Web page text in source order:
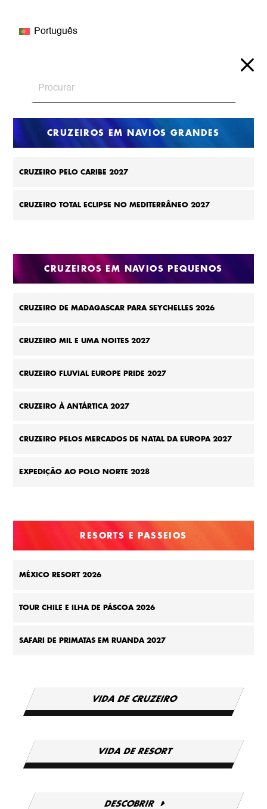
Português
CRUZEIROS EM NAVIOS GRANDES
CRUZEIRO PELO CARIBE 2027
CRUZEIRO TOTAL ECLIPSE NO MEDITERRÂNEO 2027
CRUZEIROS EM NAVIOS PEQUENOS
CRUZEIRO DE MADAGASCAR PARA SEYCHELLES 2026
CRUZEIRO MIL E UMA NOITES 2027
CRUZEIRO FLUVIAL EUROPE PRIDE 2027
CRUZEIRO À ANTÁRTICA 2027
CRUZEIRO PELOS MERCADOS DE NATAL DA EUROPA 2027
EXPEDIÇÃO AO POLO NORTE 2028
RESORTS E PASSEIOS
MÉXICO RESORT 2026
TOUR CHILE E ILHA DE PÁSCOA 2026
SAFARI DE PRIMATAS EM RUANDA 2027
VIDA DE CRUZEIRO
VIDA DE RESORT
DESCOBRIR